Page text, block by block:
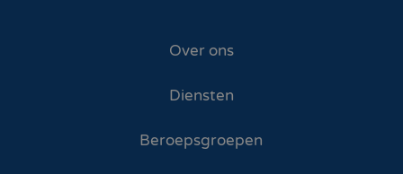
Over ons
Diensten
Beroepsgroepen